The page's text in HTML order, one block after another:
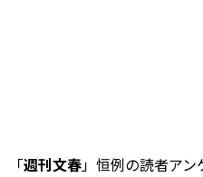
「週刊文春」恒例の読者アン